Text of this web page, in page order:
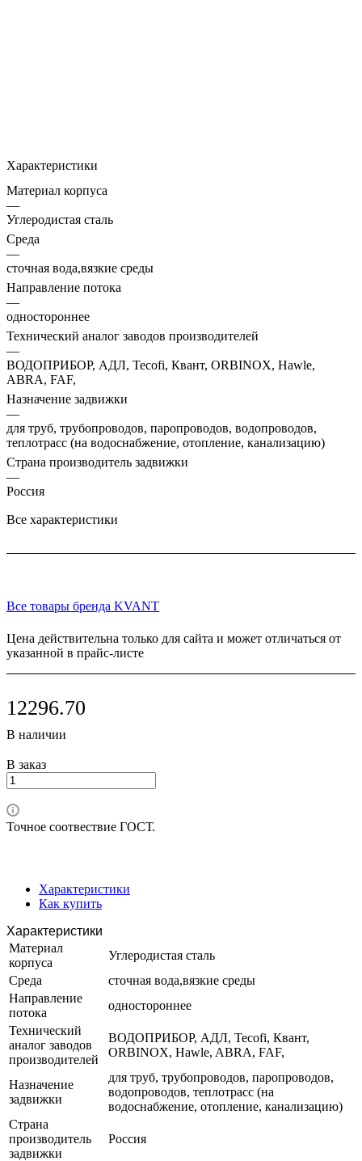
Характеристики
Материал корпуса
—
Углеродистая сталь
Среда
—
сточная вода,вязкие среды
Направление потока
—
одностороннее
Технический аналог заводов производителей
—
ВОДОПРИБОР, АДЛ, Tecofi, Квант, ORBINOX, Hawle,
ABRA, FAF,
Назначение задвижки
—
для труб, трубопроводов, паропроводов, водопроводов,
теплотрасс (на водоснабжение, отопление, канализацию)
Страна производитель задвижки
—
Россия
Все характеристики
Все товары бренда KVANT
Цена действительна только для сайта и может отличаться от
указанной в прайс-листе
12296.70
В наличии
В заказ
Точное соотвествие ГОСТ.
Характеристики
Как купить
Характеристики
Материал
корпуса
Углеродистая сталь
Среда
сточная вода,вязкие среды
Направление
потока
одностороннее
Технический
аналог заводов
производителей
ВОДОПРИБОР, АДЛ, Tecofi, Квант,
ORBINOX, Hawle, ABRA, FAF,
Назначение
задвижки
для труб, трубопроводов, паропроводов,
водопроводов, теплотрасс (на
водоснабжение, отопление, канализацию)
Страна
производитель
задвижки
Россия